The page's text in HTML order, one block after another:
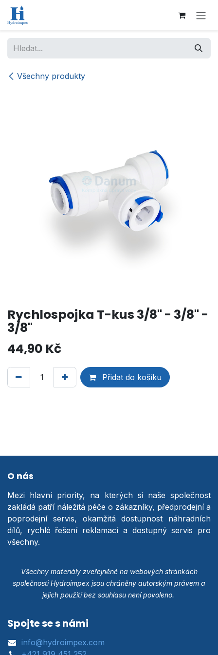
Přejít na obsah
Všechny produkty
Rychlospojka T-kus 3/8" - 3/8" -
3/8"
44,90 Kč
Přidat do košíku
O nás
Mezi hlavní priority, na kterých si naše společnost
zakládá patří náležitá péče o zákazníky, předprodejní a
poprodejní servis, okamžitá dostupnost náhradních
dílů, rychlé řešení reklamací a dostupný servis pro
všechny.
Všechny materiály zveřejněné na webových stránkách
společnosti Hydroimpex jsou chráněny autorským právem a
jejich použití bez souhlasu není povoleno.
Spojte se s námi
info@hydroimpex.com